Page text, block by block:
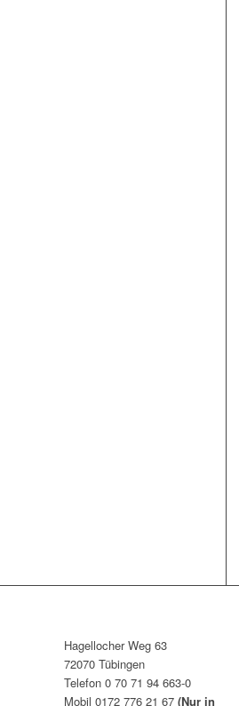
Hagellocher Weg 63
72070 Tübingen
Telefon 0 70 71 94 663-0
Mobil 0172 776 21 67(Nur in